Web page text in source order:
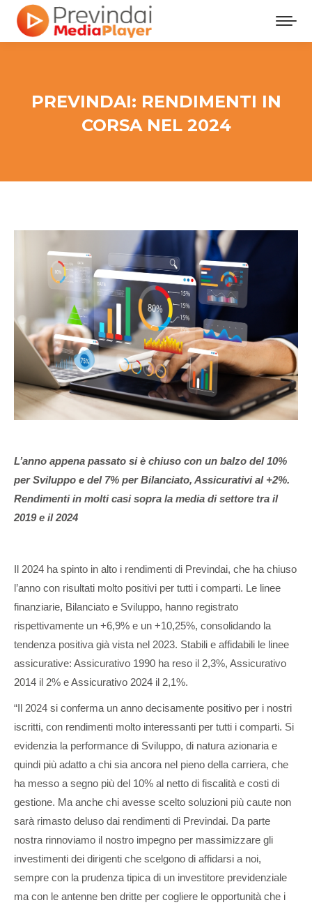
PREVINDAI: RENDIMENTI IN
CORSA NEL 2024
L’anno appena passato si è chiuso con un balzo del 10%
per Sviluppo e del 7% per Bilanciato, Assicurativi al +2%.
Rendimenti in molti casi sopra la media di settore tra il
2019 e il 2024
Il 2024 ha spinto in alto i rendimenti di Previndai, che ha chiuso
l’anno con risultati molto positivi per tutti i comparti. Le linee
finanziarie, Bilanciato e Sviluppo, hanno registrato
rispettivamente un +6,9% e un +10,25%, consolidando la
tendenza positiva già vista nel 2023. Stabili e affidabili le linee
assicurative: Assicurativo 1990 ha reso il 2,3%, Assicurativo
2014 il 2% e Assicurativo 2024 il 2,1%.
“Il 2024 si conferma un anno decisamente positivo per i nostri
iscritti, con rendimenti molto interessanti per tutti i comparti. Si
evidenzia la performance di Sviluppo, di natura azionaria e
quindi più adatto a chi sia ancora nel pieno della carriera, che
ha messo a segno più del 10% al netto di fiscalità e costi di
gestione. Ma anche chi avesse scelto soluzioni più caute non
sarà rimasto deluso dai rendimenti di Previndai. Da parte
nostra rinnoviamo il nostro impegno per massimizzare gli
investimenti dei dirigenti che scelgono di affidarsi a noi,
sempre con la prudenza tipica di un investitore previdenziale
ma con le antenne ben dritte per cogliere le opportunità che i